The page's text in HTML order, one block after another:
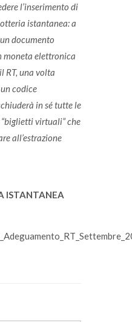
l’inserimento di
istantanea: a
documento
moneta elettronica
RT, una volta
codice
in sé tutte le
virtuali” che
all’estrazione
ISTANTANEA